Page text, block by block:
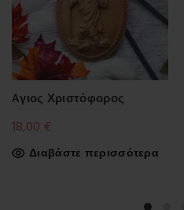
Aγιος Χριστόφορος
18,00 €
Διαβάστε περισσότερα